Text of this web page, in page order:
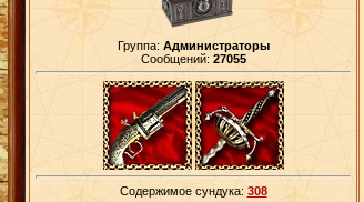
Группа: Администраторы
Сообщений: 27055
Содержимое сундука: 308